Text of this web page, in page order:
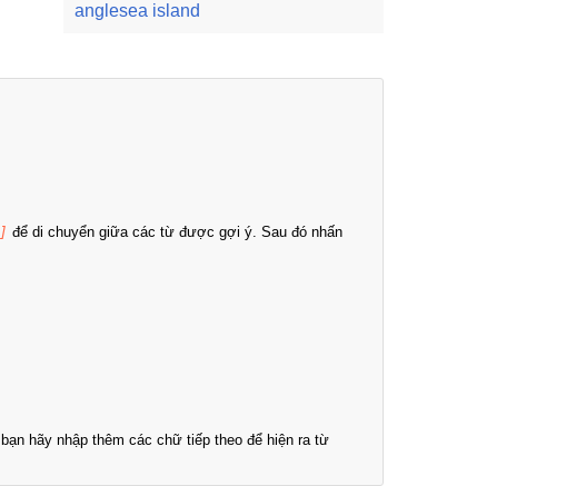
anglesea island
để di chuyển giữa các từ được gợi ý. Sau đó nhấn
hãy nhập thêm các chữ tiếp theo để hiện ra từ